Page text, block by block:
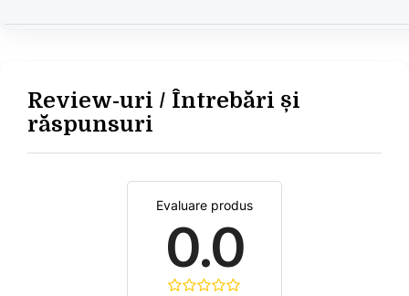
Review-uri / Întrebări și
răspunsuri
Evaluare produs
0.0